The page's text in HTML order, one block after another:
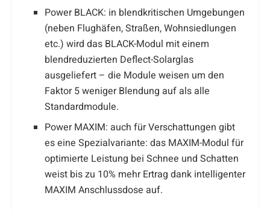
Power BLACK: in blendkritischen Umgebungen
(neben Flughäfen, Straßen, Wohnsiedlungen
etc.) wird das BLACK-Modul mit einem
blendreduzierten Deflect-Solarglas
ausgeliefert – die Module weisen um den
Faktor 5 weniger Blendung auf als alle
Standardmodule.
Power MAXIM: auch für Verschattungen gibt
es eine Spezialvariante: das MAXIM-Modul für
optimierte Leistung bei Schnee und Schatten
weist bis zu 10% mehr Ertrag dank intelligenter
MAXIM Anschlussdose auf.